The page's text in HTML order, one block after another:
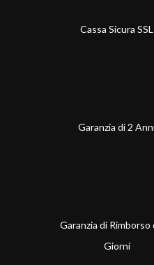
Cassa Sicura SSL
Garanzia di 2
Garanzia di Rimborso
Giorni